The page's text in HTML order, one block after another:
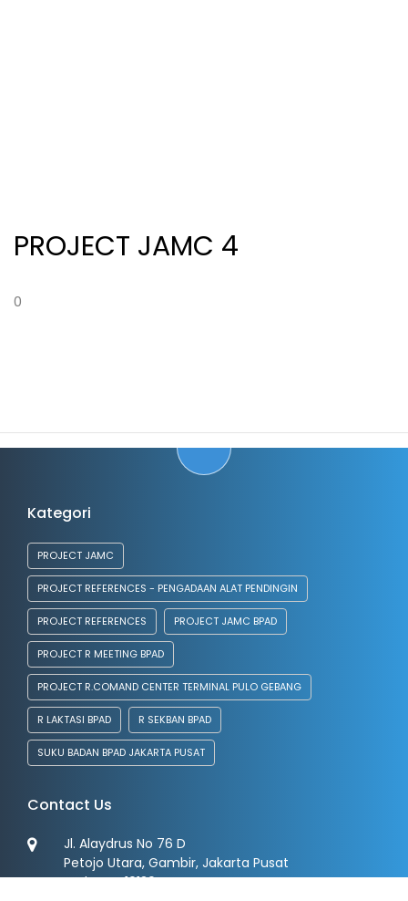
PROJECT JAMC 4
0
Kategori
PROJECT JAMC
PROJECT REFERENCES - PENGADAAN ALAT PENDINGIN
PROJECT REFERENCES PROJECT JAMC BPAD
PROJECT R MEETING BPAD
PROJECT R.COMAND CENTER TERMINAL PULO GEBANG
R LAKTASI BPAD R SEKBAN BPAD
SUKU BADAN BPAD JAKARTA PUSAT
Contact Us
Jl. Alaydrus No 76 D
Petojo Utara, Gambir, Jakarta Pusat
Kode Pos 10130